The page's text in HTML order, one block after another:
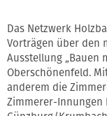
Das Netzwerk
Vorträgen über den
Ausstellung „Bauen
Oberschönenfeld.
anderem die
Zimmerer-Innungen